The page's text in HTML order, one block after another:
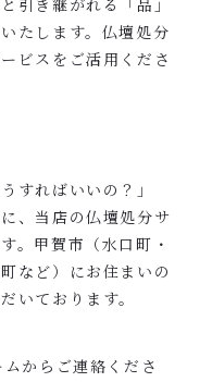
引き継がれる「品」
たします。仏壇処分
ビスをご活用くださ
すればいいの？」
、当店の仏壇処分サ
。甲賀市（水口町・
など）にお住まいの
いております。
からご連絡くださ